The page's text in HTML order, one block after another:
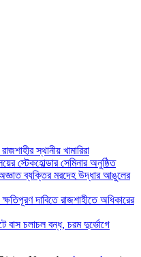
স্থানীয় খামারিরা
স্টেকহোল্ডার সেমিনার অনুষ্ঠিত
অজ্ঞাত ব্যক্তির মরদেহ উদ্ধার আঙুলের
দাবিতে রাজশাহীতে অধিকারের
বাস চলাচল বন্ধ, চরম দুর্ভোগে